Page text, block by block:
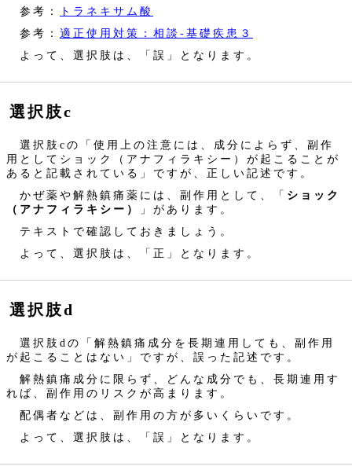
参考：
トラネキサム酸
参考： 適正使用対策：相談‐基礎疾患３
よって、選択肢は、「誤」となります。
選択肢c
選択肢cの「使用上の注意には、成分によらず、副作
用としてショック（アナフィラキシー）が起こることが
あると記載されている」ですが、正しい記述です。
かぜ薬や解熱鎮痛薬には、副作用として、「 ショック
（アナフィラキシー）
」があります。
テキストで確認しておきましょう。
よって、選択肢は、「正」となります。
選択肢d
選択肢dの「解熱鎮痛成分を長期連用しても、副作用
が起こることはない」ですが、誤った記述です。
解熱鎮痛成分に限らず、どんな成分でも、長期連用す
れば、副作用のリスクが高まります。
配偶者などは、副作用の方が多いくらいです。
よって、選択肢は、「誤」となります。